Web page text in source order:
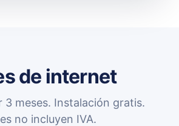
de internet
3 meses. Instalación gratis.
no incluyen IVA.